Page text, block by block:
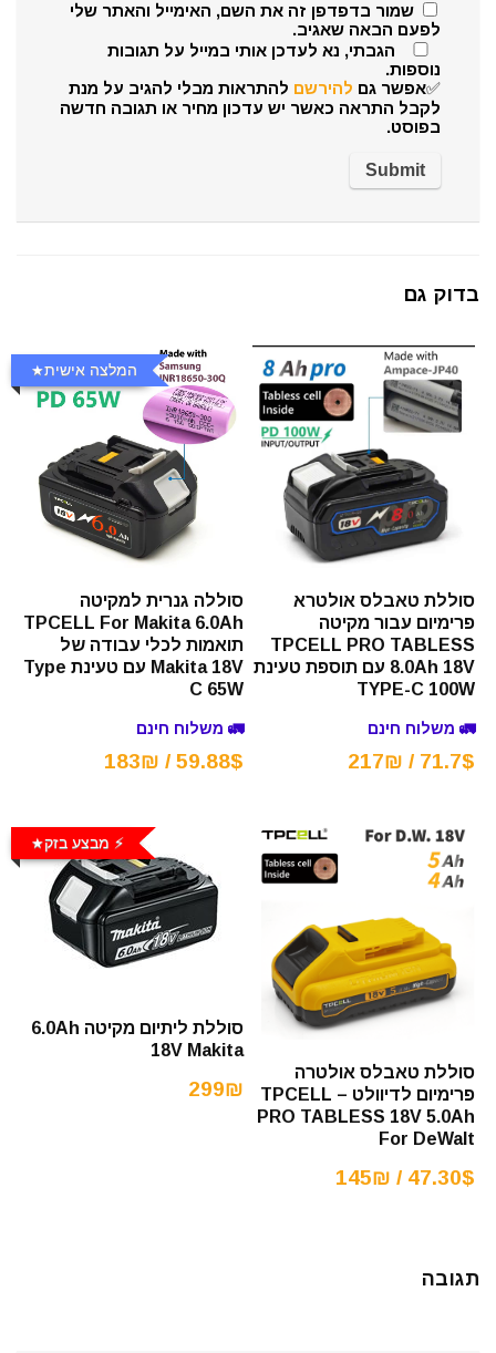
שמור בדפדפן זה את השם, האימייל והאתר שלי
לפעם הבאה שאגיב.
הגבתי, נא לעדכן אותי במייל על תגובות
נוספות.
✅אפשר גם להירשם להתראות מבלי להגיב על מנת
לקבל התראה כאשר יש עדכון מחיר או תגובה חדשה
בפוסט.
בדוק גם
סוללת טאבלס אולטרא
פרימיום עבור מקיטה
TPCELL PRO TABLESS
8.0Ah 18V עם תוספת טעינת
TYPE-C 100W
🚛 משלוח חינם
71.7$ / 217₪
המלצה אישית
סוללה גנרית למקיטה
TPCELL For Makita 6.0Ah
תואמות לכלי עבודה של
Makita 18V עם טעינת Type
C 65W
🚛 משלוח חינם
59.88$ / 183₪
סוללת טאבלס אולטרה
פרימיום לדיוולט – TPCELL
PRO TABLESS 18V 5.0Ah
For DeWalt
47.30$ / 145₪
⚡️ מבצע בזק
סוללת ליתיום מקיטה 6.0Ah
18V Makita
299₪
תגובה